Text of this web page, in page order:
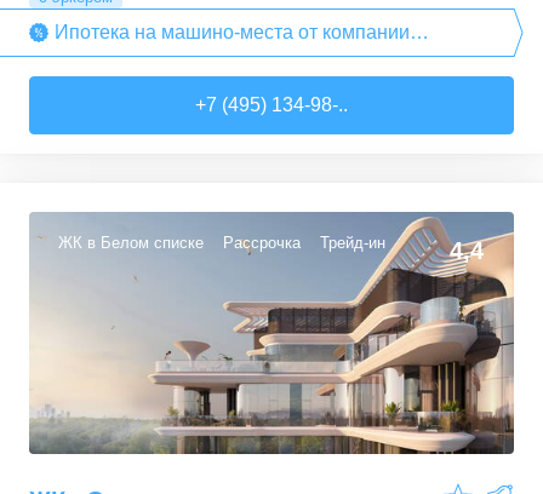
Ипотека на машино-места от компании
«Гранель»
+7 (495) 134-98-..
ЖК в Белом списке Рассрочка Трейд-ин 4,4